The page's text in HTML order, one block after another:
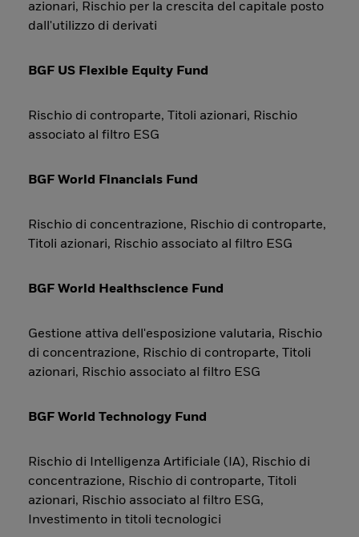
azionari, Rischio per la crescita del capitale posto
dall'utilizzo di derivati
BGF US Flexible Equity Fund
Rischio di controparte, Titoli azionari, Rischio
associato al filtro ESG
BGF World Financials Fund
Rischio di concentrazione, Rischio di controparte,
Titoli azionari, Rischio associato al filtro ESG
BGF World Healthscience Fund
Gestione attiva dell'esposizione valutaria, Rischio
di concentrazione, Rischio di controparte, Titoli
azionari, Rischio associato al filtro ESG
BGF World Technology Fund
Rischio di Intelligenza Artificiale (IA), Rischio di
concentrazione, Rischio di controparte, Titoli
azionari, Rischio associato al filtro ESG,
Investimento in titoli tecnologici